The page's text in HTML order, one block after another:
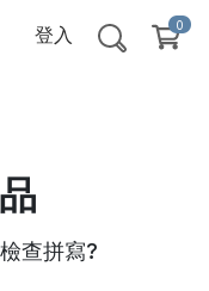
登入 0
查拼寫?